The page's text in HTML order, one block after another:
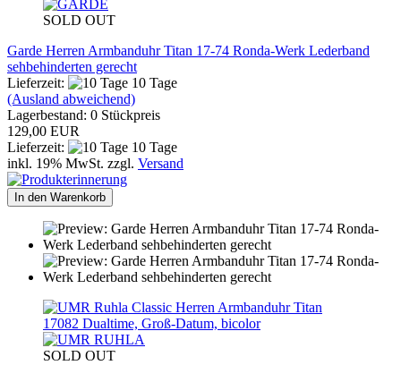
SOLD OUT
Garde Herren Armbanduhr Titan 17-74 Ronda-Werk Lederband
sehbehinderten gerecht
Lieferzeit:
10 Tage
(Ausland abweichend)
Lagerbestand: 0 Stückpreis
129,00 EUR
Lieferzeit:
10 Tage
inkl. 19% MwSt. zzgl. Versand
In den Warenkorb
SOLD OUT